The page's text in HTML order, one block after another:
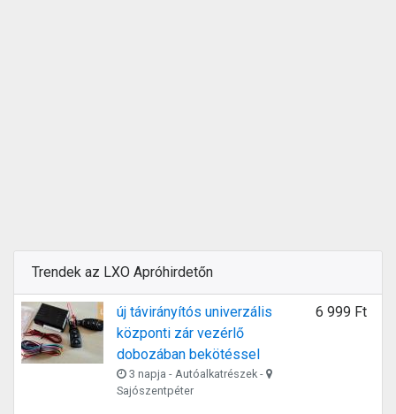
Trendek az LXO Apróhirdetőn
új távirányítós univerzális
központi zár vezérlő
dobozában bekötéssel
3 napja - Autóalkatrészek -
Sajószentpéter
6 999 Ft